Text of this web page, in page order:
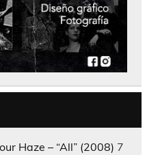
Haze – “All” (2008) 7